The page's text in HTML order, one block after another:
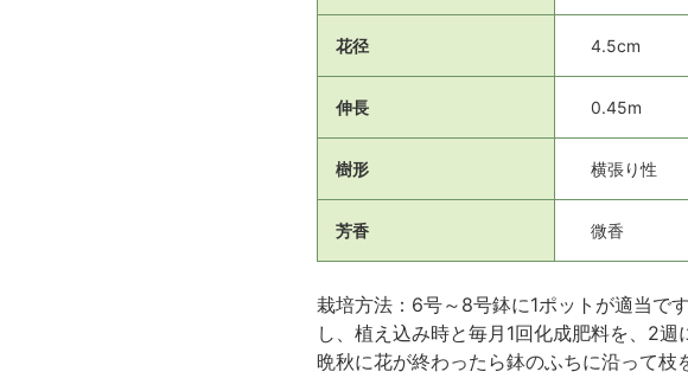
花径 4.5cm
伸長 0.45m
樹形 横張り性
芳香 微香
栽培方法：6号～8号鉢に1ポットが適当で
し、植え込み時と毎月1回化成肥料を、2
晩秋に花が終わったら鉢のふちに沿って枝